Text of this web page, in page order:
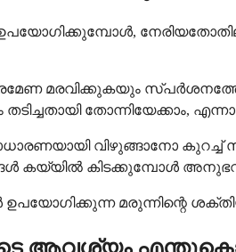
ക്രമേണ മരവിക്കുകയും
തോന്നിയേക്കാം,
വിഴുങ്ങാനോ
കയ്യിൽ കിടക്കുമ്പോൾ
ഉപയോഗിക്കുന്ന മരുന്നിന്റെ
ആവശ്യം